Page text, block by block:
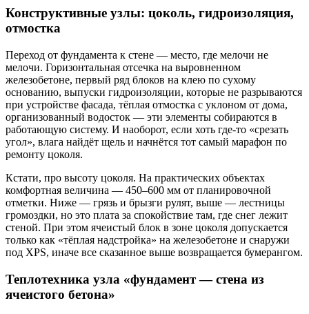
Конструктивные узлы: цоколь, гидроизоляция,
отмостка
Переход от фундамента к стене — место, где мелочи не
мелочи. Горизонтальная отсечка на выровненном
железобетоне, первый ряд блоков на клею по сухому
основанию, выпуски гидроизоляции, которые не разрываются
при устройстве фасада, тёплая отмостка с уклоном от дома,
организованный водосток — эти элементы собираются в
работающую систему. И наоборот, если хоть где-то «срезать
угол», влага найдёт щель и начнётся тот самый марафон по
ремонту цоколя.
Кстати, про высоту цоколя. На практических объектах
комфортная величина — 450–600 мм от планировочной
отметки. Ниже — грязь и брызги рулят, выше — лестницы
громоздки, но это плата за спокойствие там, где снег лежит
стеной. При этом ячеистый блок в зоне цоколя допускается
только как «тёплая надстройка» на железобетоне и снаружи
под XPS, иначе все сказанное выше возвращается бумерангом.
Теплотехника узла «фундамент — стена из
ячеистого бетона»